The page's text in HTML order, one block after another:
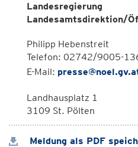
Landesregierung
Landesamtsdirektion/
Philipp Hebenstreit
Telefon: 02742/9005-
E-Mail:
Landhausplatz 1
3109 St. Pölten
Meldung als PDF